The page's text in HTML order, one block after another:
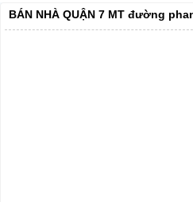
BÁN NHÀ QUẬN 7 MT đường